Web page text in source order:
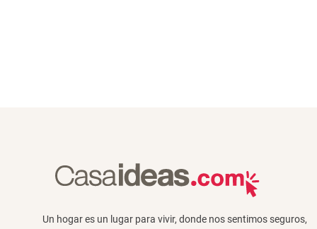
Un hogar es un lugar para vivir, donde nos sentimos seguros,